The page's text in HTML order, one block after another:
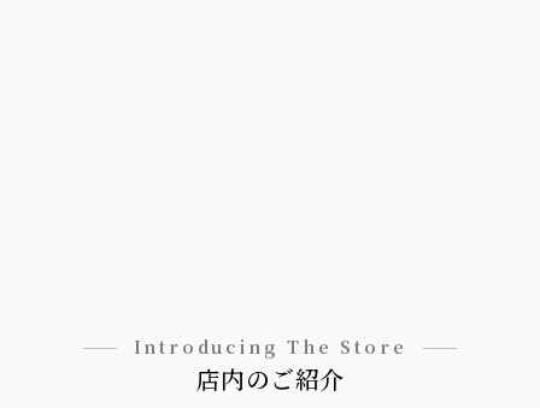
Introducing The Store
店内のご紹介